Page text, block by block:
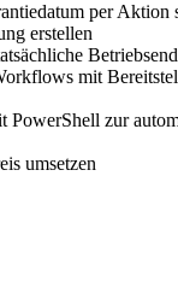
per Aktion
erstellen
mit
zur
umsetzen